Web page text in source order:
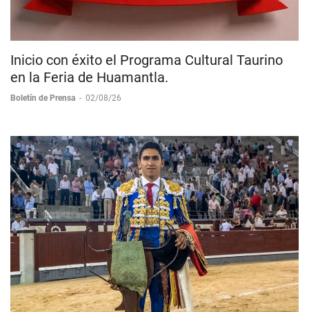
Inicio con éxito el Programa Cultural Taurino
en la Feria de Huamantla.
Boletín de Prensa - 02/08/26